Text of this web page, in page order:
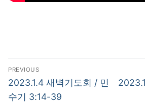
글
탐
색
PREVIOUS
Previous
post:
2023.1.4 새벽기도회 / 민
수기 3:14-39
Next